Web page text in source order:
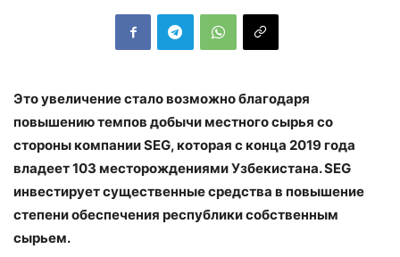
Это увеличение стало возможно благодаря
повышению темпов добычи местного сырья со
стороны компании SEG, которая с конца 2019 года
владеет 103 месторождениями Узбекистана.SEG
инвестирует существенные средства в повышение
степени обеспечения республики собственным
сырьем.